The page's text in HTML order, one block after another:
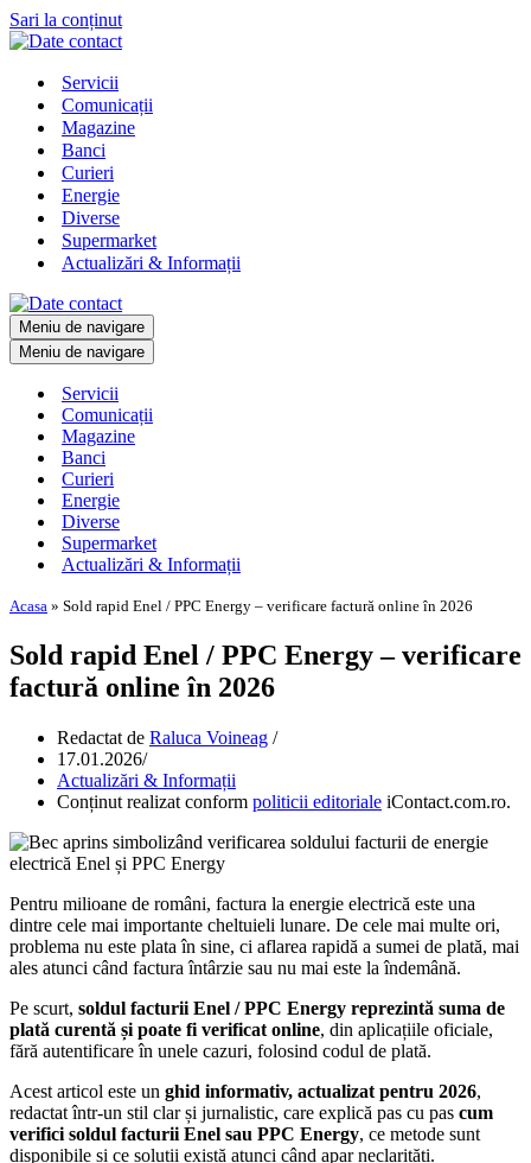
Sari la conținut
Servicii
Comunicații
Magazine
Banci
Curieri
Energie
Diverse
Supermarket
Actualizări & Informații
Meniu de navigare
Meniu de navigare
Servicii
Comunicații
Magazine
Banci
Curieri
Energie
Diverse
Supermarket
Actualizări & Informații
Acasa » Sold rapid Enel / PPC Energy – verificare factură online în 2026
Sold rapid Enel / PPC Energy – verificare
factură online în 2026
Redactat de Raluca Voineag
17.01.2026
Actualizări & Informații
Conținut realizat conform politicii editoriale iContact.com.ro.
Pentru milioane de români, factura la energie electrică este una
dintre cele mai importante cheltuieli lunare. De cele mai multe ori,
problema nu este plata în sine, ci aflarea rapidă a sumei de plată, mai
ales atunci când factura întârzie sau nu mai este la îndemână.
Pe scurt, soldul facturii Enel / PPC Energy reprezintă suma de
plată curentă și poate fi verificat online, din aplicațiile oficiale,
fără autentificare în unele cazuri, folosind codul de plată.
Acest articol este un ghid informativ, actualizat pentru 2026,
redactat într-un stil clar și jurnalistic, care explică pas cu pas cum
verifici soldul facturii Enel sau PPC Energy, ce metode sunt
disponibile și ce soluții există atunci când apar neclarități.